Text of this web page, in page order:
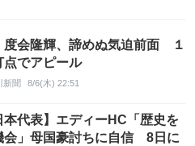
度会隆輝、諦めぬ気迫前面 １
点でアピール
新聞 8/6(木) 22:51
本代表】エディーHC「歴史を
会」母国豪討ちに自信 8日に